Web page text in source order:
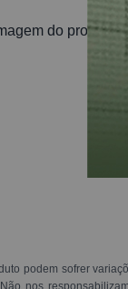
podem sofrer
nos